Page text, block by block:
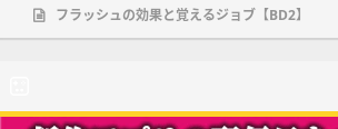
フラッシュの効果と覚えるジョブ【BD2】